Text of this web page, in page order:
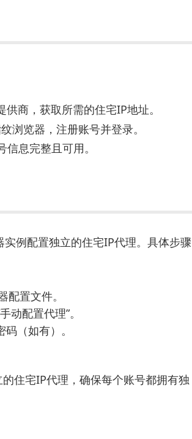
商，获取所需的住宅IP地址。
浏览器，注册账号并登录。
息完整且可用。
例配置独立的住宅IP代理。具体步骤
置文件。
动配置代理”。
（如有）。
住宅IP代理，确保每个账号都拥有独